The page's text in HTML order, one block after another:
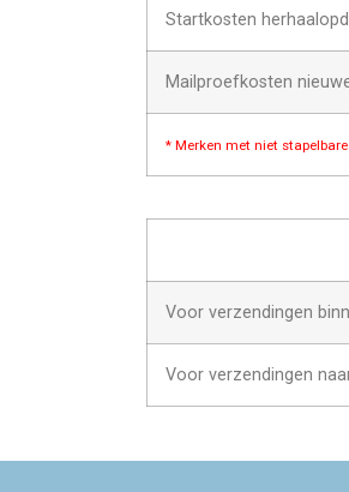
Startkosten
Mailproefkosten
* Merken met niet
Voor verzendingen
Voor verzendingen